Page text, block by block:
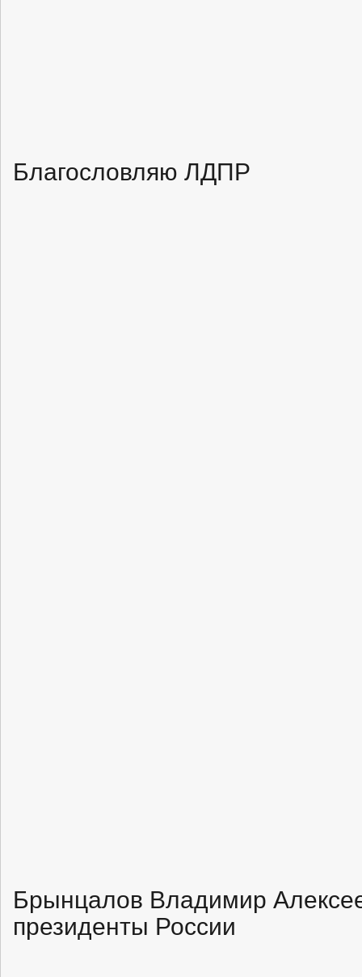
Благословляю ЛДПР
Брынцалов Владимир
президенты России